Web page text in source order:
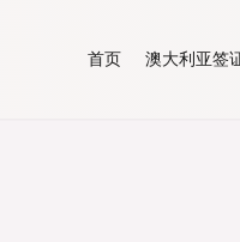
首页 澳大利亚签